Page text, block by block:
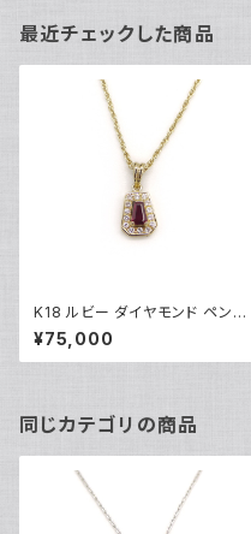
最近チェックした商品
K18 ルビー ダイヤモンド ペンダ
ント ネックレス 18金 ロープチ
ェーン Y04384
¥75,000
同じカテゴリの商品